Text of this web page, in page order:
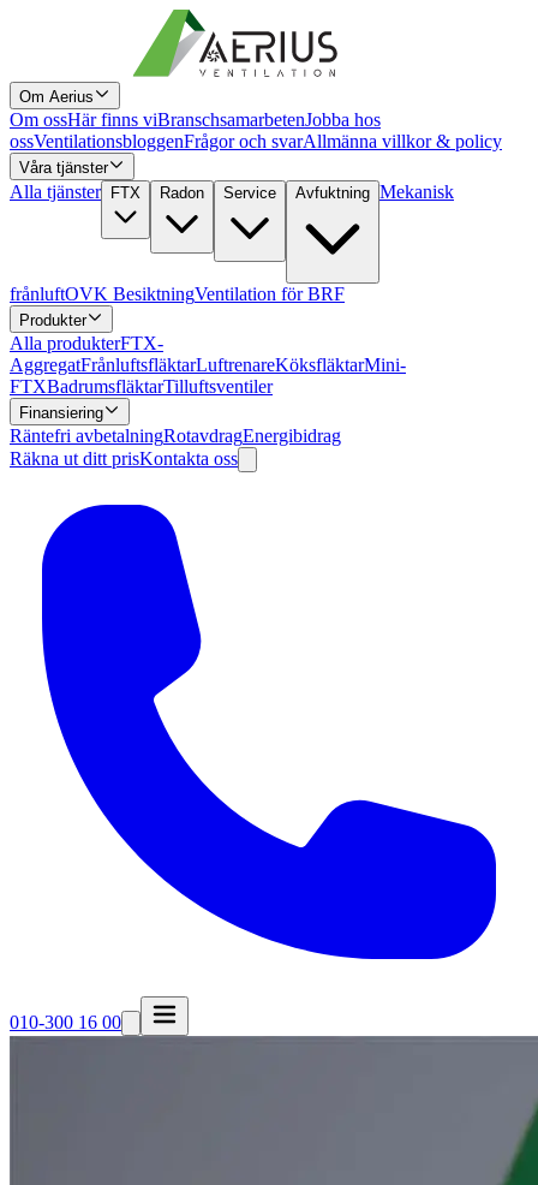
Om Aerius
Om ossHär finns viBranschsamarbetenJobba hos
ossVentilationsbloggenFrågor och svarAllmänna villkor & policy
Våra tjänster
Alla tjänster FTX Radon Service Avfuktning Mekanisk
frånluftOVK BesiktningVentilation för BRF
Produkter
Alla produkterFTX-
AggregatFrånluftsfläktarLuftrenareKöksfläktarMini-
FTXBadrumsfläktarTilluftsventiler
Finansiering
Räntefri avbetalningRotavdragEnergibidrag
Räkna ut ditt prisKontakta oss
010-300 16 00